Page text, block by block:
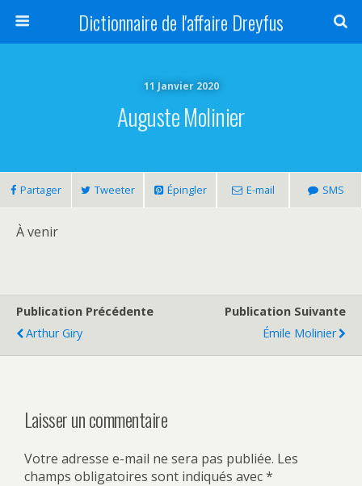
Dictionnaire de l'affaire Dreyfus
11 Janvier 2020
Auguste Molinier
Partager Tweeter Épingler E-mail SMS
À venir
Publication Précédente
Arthur Giry
Publication Suivante
Émile Molinier
Laisser un commentaire
Votre adresse e-mail ne sera pas publiée. Les
champs obligatoires sont indiqués avec*